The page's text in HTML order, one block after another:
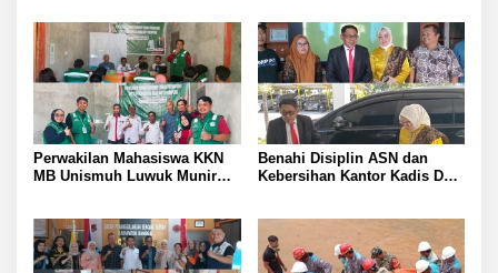
Berjuang Sendirian Perhatian
Pada Fitra Atlet Binaraga
Banggai
Inggris
Perwakilan Mahasiswa KKN
MB Unismuh Luwuk Munir
Kesadaran Hukum Masyarakat
Benahi Disiplin ASN dan
Kebersihan Kantor Kadis DLH
Reaksi Cepat Penanganan
Sampah